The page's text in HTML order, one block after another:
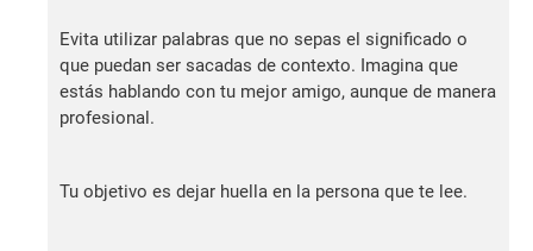
Evita utilizar palabras que no sepas el significado o
que puedan ser sacadas de contexto. Imagina que
estás hablando con tu mejor amigo, aunque de manera
profesional.
Tu objetivo es dejar huella en la persona que te lee.